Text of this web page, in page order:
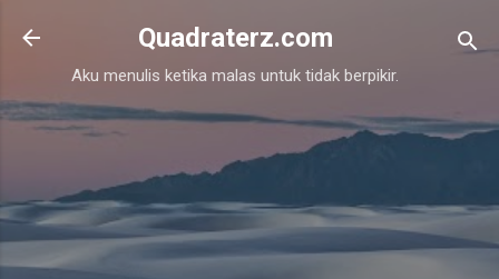
Skip to main content
Quadraterz.com
Aku menulis ketika malas untuk tidak berpikir.